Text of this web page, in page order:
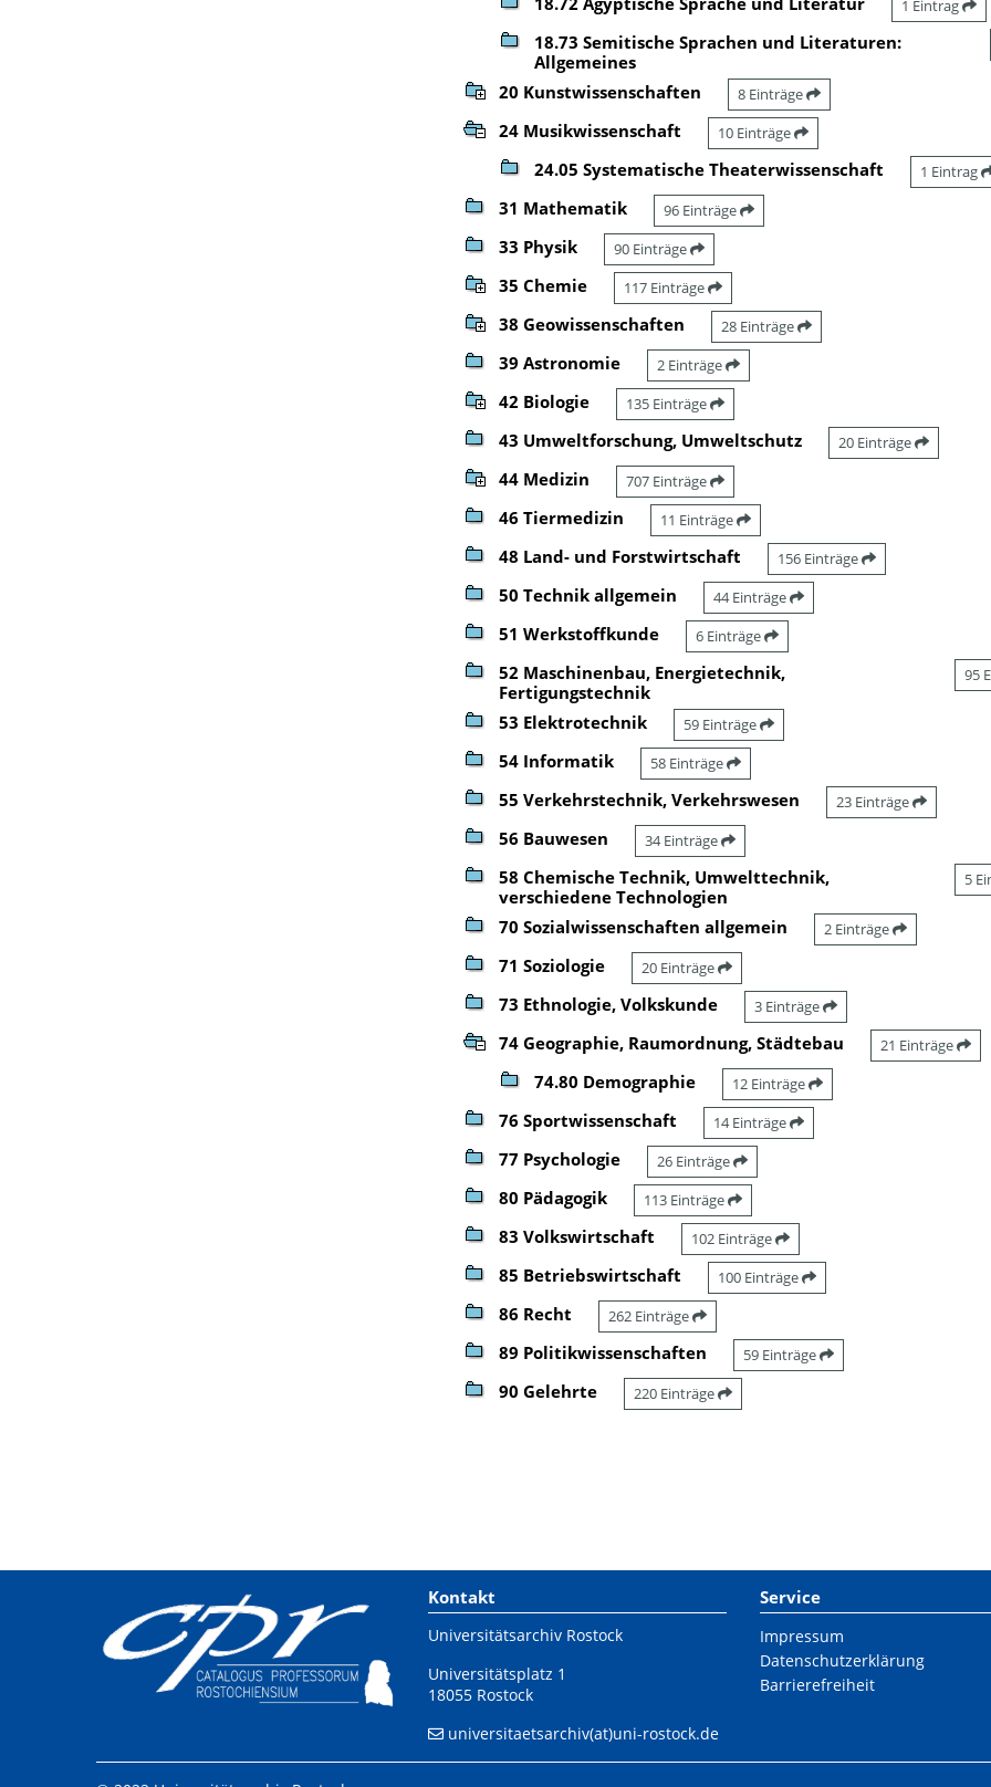
1 Eintrag
18.73 Semitische Sprachen und Literaturen:
Allgemeines
20 Kunstwissenschaften 8 Einträge
24 Musikwissenschaft 10 Einträge
24.05 Systematische Theaterwissenschaft 1 Eintrag
31 Mathematik 96 Einträge
33 Physik 90 Einträge
35 Chemie 117 Einträge
38 Geowissenschaften 28 Einträge
39 Astronomie 2 Einträge
42 Biologie 135 Einträge
43 Umweltforschung, Umweltschutz 20 Einträge
44 Medizin 707 Einträge
46 Tiermedizin 11 Einträge
48 Land- und Forstwirtschaft 156 Einträge
50 Technik allgemein 44 Einträge
51 Werkstoffkunde 6 Einträge
52 Maschinenbau, Energietechnik,
Fertigungstechnik
95
53 Elektrotechnik 59 Einträge
54 Informatik 58 Einträge
55 Verkehrstechnik, Verkehrswesen 23 Einträge
56 Bauwesen 34 Einträge
58 Chemische Technik, Umwelttechnik,
verschiedene Technologien
5
70 Sozialwissenschaften allgemein 2 Einträge
71 Soziologie 20 Einträge
73 Ethnologie, Volkskunde 3 Einträge
74 Geographie, Raumordnung, Städtebau 21 Einträge
74.80 Demographie 12 Einträge
76 Sportwissenschaft 14 Einträge
77 Psychologie 26 Einträge
80 Pädagogik 113 Einträge
83 Volkswirtschaft 102 Einträge
85 Betriebswirtschaft 100 Einträge
86 Recht 262 Einträge
89 Politikwissenschaften 59 Einträge
90 Gelehrte 220 Einträge
Kontakt
Universitätsarchiv Rostock
Universitätsplatz 1
18055 Rostock
universitaetsarchiv(at)uni-rostock.de
Service
Impressum
Datenschutzerklärung
Barrierefreiheit